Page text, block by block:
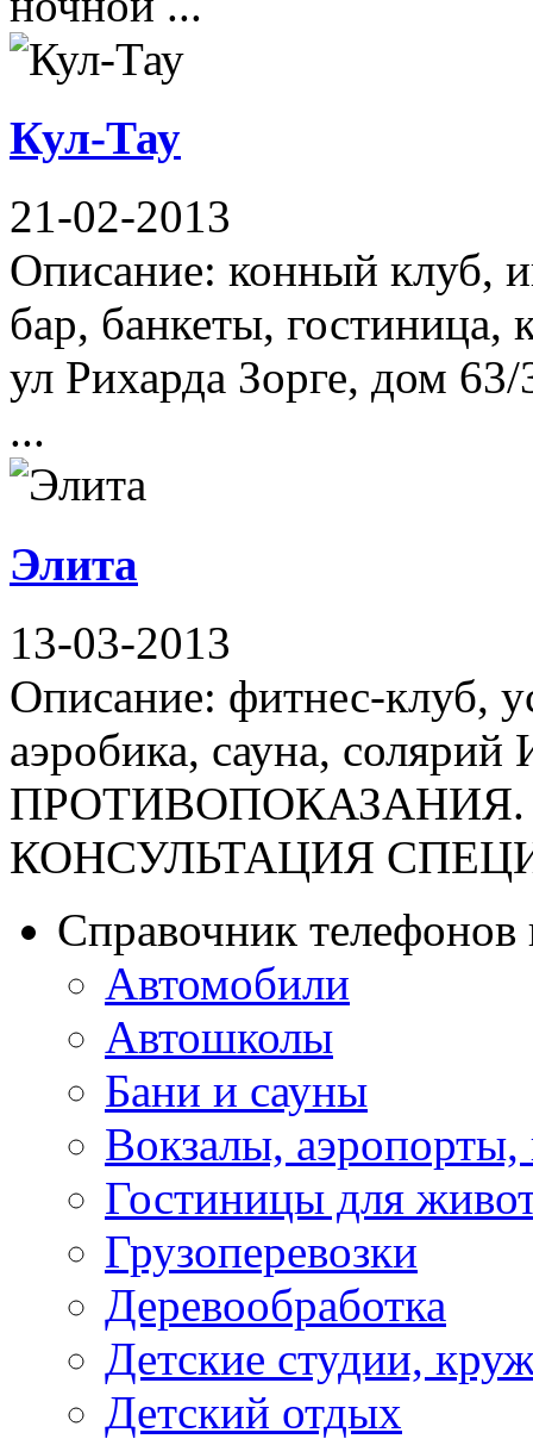
Кул-Тау
21-02-2013
Описание: конный клуб,
бар, банкеты, гостиница,
ул Рихарда Зорге, дом
...
Элита
13-03-2013
Описание: фитнес-клуб,
аэробика, сауна,
КОНСУЛЬТАЦИЯ
Справочник
Автомобили
Автошколы
Бани и сауны
Вокзалы,
Гостиницы для
Грузоперевозки
Деревообработка
Детские студии,
Детский отдых